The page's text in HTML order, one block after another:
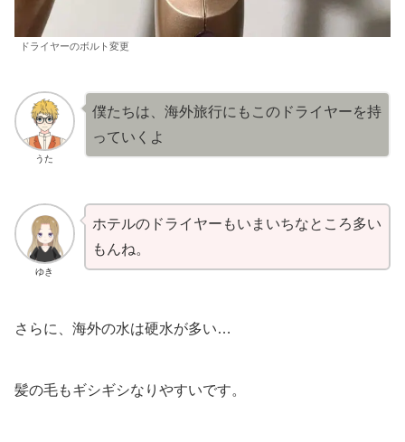
ドライヤーのボルト変更
うた
僕たちは、海外旅行にもこのドライヤーを持
っていくよ
ゆき
ホテルのドライヤーもいまいちなところ多い
もんね。
さらに、海外の水は硬水が多い…
髪の毛もギシギシなりやすいです。